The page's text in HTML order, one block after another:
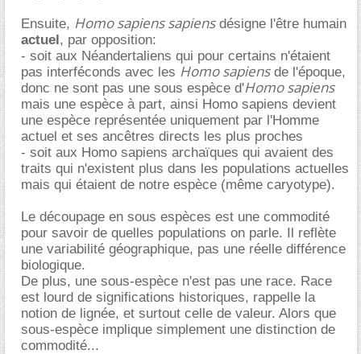
Ensuite, Homo sapiens sapiensdésigne l'être humain
actuel, par opposition:
- soit aux Néandertaliens qui pour certains n'étaient
pas interféconds avec les Homo sapiensde l'époque,
donc ne sont pas une sous espèce d'Homo sapiens
mais une espèce à part, ainsi Homo sapiens devient
une espèce représentée uniquement par l'Homme
actuel et ses ancêtres directs les plus proches
- soit aux Homo sapiens archaïques qui avaient des
traits qui n'existent plus dans les populations actuelles
mais qui étaient de notre espèce (même caryotype).
Le découpage en sous espèces est une commodité
pour savoir de quelles populations on parle. Il reflète
une variabilité géographique, pas une réelle différence
biologique.
De plus, une sous-espèce n'est pas une race. Race
est lourd de significations historiques, rappelle la
notion de lignée, et surtout celle de valeur. Alors que
sous-espèce implique simplement une distinction de
commodité...